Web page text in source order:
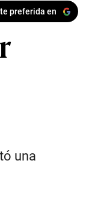
preferida en
una